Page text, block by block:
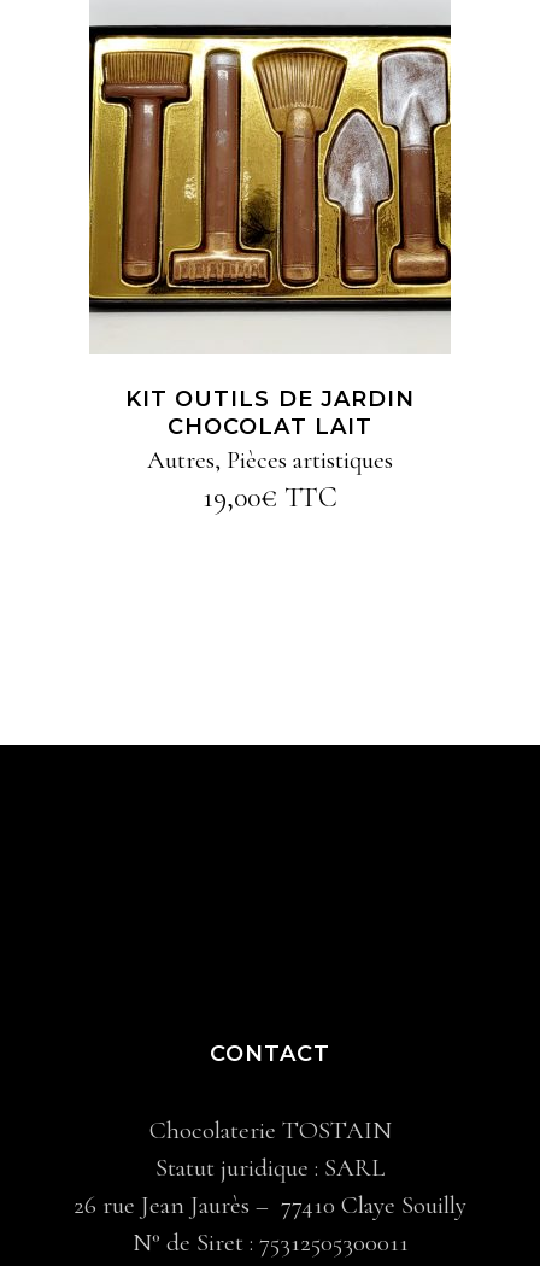
AJOUTER AU PANIER
KIT OUTILS DE JARDIN
CHOCOLAT LAIT
Autres, Pièces artistiques
19,00€ TTC
CONTACT
Chocolaterie TOSTAIN
Statut juridique : SARL
26 rue Jean Jaurès – 77410 Claye Souilly
N° de Siret : 75312505300011